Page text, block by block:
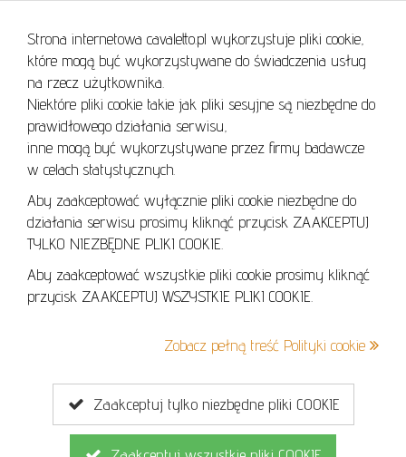
Strona internetowa cavaletto.pl wykorzystuje pliki cookie,
które mogą być wykorzystywane do świadczenia usług
na rzecz użytkownika.
Niektóre pliki cookie takie jak pliki sesyjne są niezbędne do
prawidłowego działania serwisu,
inne mogą być wykorzystywane przez firmy badawcze
w celach statystycznych.
Aby zaakceptować wyłącznie pliki cookie niezbędne do
działania serwisu prosimy kliknąć przycisk ZAAKCEPTUJ
TYLKO NIEZBĘDNE PLIKI COOKIE.
Aby zaakceptować wszystkie pliki cookie prosimy kliknąć
przycisk ZAAKCEPTUJ WSZYSTKIE PLIKI COOKIE.
Zobacz pełną treść Polityki cookie
Zaakceptuj tylko niezbędne pliki COOKIE
REGULAMIN
REGULAMIN AUKCJI
POLITYKA PRYWATNOŚCI
POLITYKA COOKIES
+48 605 240 157